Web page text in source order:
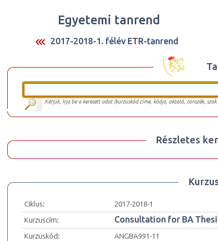
Egyetemi tanrend
2017-2018-1. félév ETR-tanrend
Kérjük, írja be a keresett adat (kurzuskód címe, kódja, oktató, tanszék,
Részletes
Ciklus:
2017-2018-1
Kurzuscím:
Consultation for BA
Kurzuskód:
ANGBA991-11